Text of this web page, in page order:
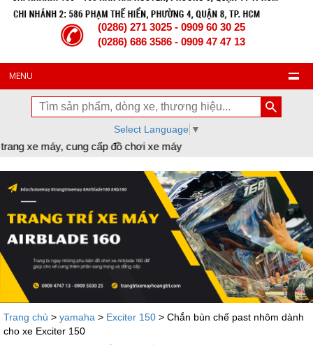
(0286) 271 3025 - 0909 60 30 25
(0286) 686 3586 - 0909 47 47 13
MENU
Select Language ▼
cung cấp đồ chơi xe máy
Trang chủ > yamaha > Exciter 150 > Chắn bùn chế past nhôm dành
cho xe Exciter 150